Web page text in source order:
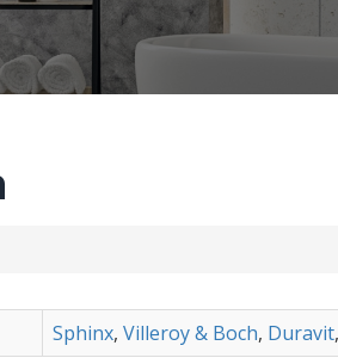
Sphinx, Villeroy & Boch, Duravit,